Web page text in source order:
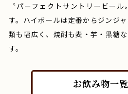
〝パーフェクトサントリービー
す。ハイボールは定番からジンジ
類も幅広く、焼酎も麦・芋・黒糖
す。
お飲み物一覧